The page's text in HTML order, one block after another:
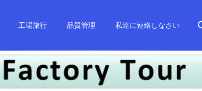
工場旅行 品質管理 私達に連絡しなさい